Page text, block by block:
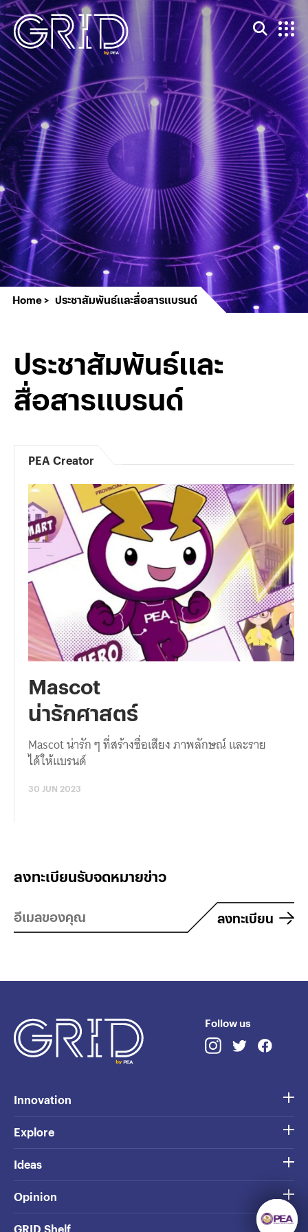
Home ประชาสัมพันธ์และสื่อสารแบรนด์
ประชาสัมพันธ์และ
สื่อสารแบรนด์
PEA Creator
Mascot
น่ารักศาสตร์
Mascot น่ารัก ๆ ที่สร้างชื่อเสียง ภาพลักษณ์ และราย
ได้ให้แบรนด์
30 JUN 2023
ลงทะเบียนรับจดหมายข่าว
ลงทะเบียน
Follow us
Innovation
Explore
Ideas
Opinion
GRID Shelf